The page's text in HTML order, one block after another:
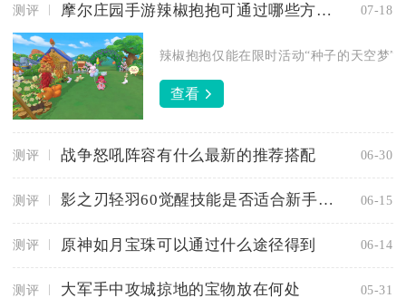
测评 摩尔庄园手游辣椒抱抱可通过哪些方式获得 07-18
辣椒抱抱仅能在限时活动“种子的天空梦”
查看
测评 战争怒吼阵容有什么最新的推荐搭配 06-30
测评 影之刃轻羽60觉醒技能是否适合新手使用 06-15
测评 原神如月宝珠可以通过什么途径得到 06-14
测评 大军手中攻城掠地的宝物放在何处 05-31